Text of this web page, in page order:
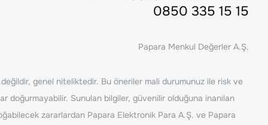
0850 335 15 15
Papara Menkul Değerler A.Ş.
değildir, genel niteliktedir. Bu öneriler mali durumunuz ile risk ve
doğurmayabilir. Sunulan bilgiler, güvenilir olduğuna inanılan
zararlardan Papara Elektronik Para A.Ş. ve Papara